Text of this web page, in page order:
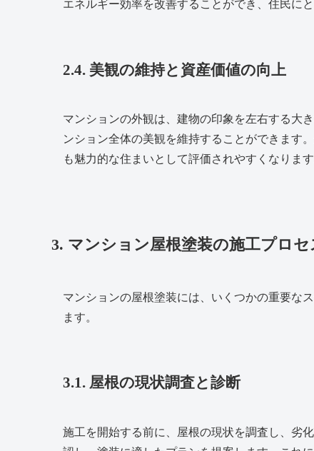
エネルギー効率を改善することができ、住民に
2.4. 美観の維持と資産価値の向上
マンションの外観は、建物の印象を左右する大
ンション全体の美観を維持することができます
も魅力的な住まいとして評価されやすくなります
3. マンション屋根塗装の施工プロセ
マンションの屋根塗装には、いくつかの重要な
ます。
3.1. 屋根の現状調査と診断
施工を開始する前に、屋根の現状を調査し、劣